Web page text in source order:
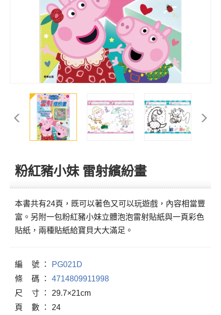
粉紅豬小妹 雷射繽紛畫
本書共有24頁，既可以著色又可以玩遊戲，內容相當豐
富。另附一包粉紅豬小妹立體泡泡雷射貼紙與一頁彩色
貼紙，兩種貼紙給寶貝大大滿足。
編 號
PG021D
條
碼
4714809911998
尺
寸
29.7×21cm
頁
數
24